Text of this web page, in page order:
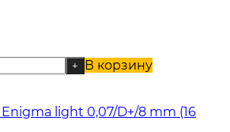
+ В корзину
light 0,07/D+/8 mm (16